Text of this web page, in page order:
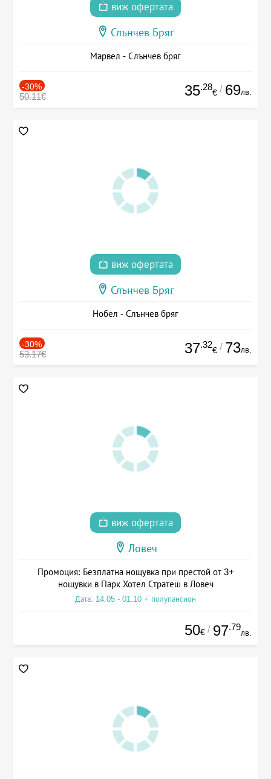
виж офертата
Слънчев Бряг
Марвел - Слънчев бряг
-30%
50.11€ 35.28
€ / 69лв.
виж офертата
Слънчев Бряг
Нобел - Слънчев бряг
-30%
53.17€ 37.32
€ / 73лв.
виж офертата
Ловеч
Промоция: Безплатна нощувка при престой от 3+
нощувки в Парк Хотел Стратеш в Ловеч
Дата: 14.05 - 01.10 + полупансион
50€ / 97.79
лв.